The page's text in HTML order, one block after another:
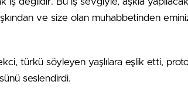
ve size olan muhabbetinden
türkü söyleyen yaşlılara eşlik etti,
seslendirdi.